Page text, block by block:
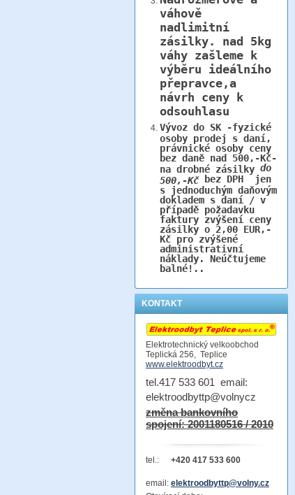
váhově
nadlimitní
zásilky. nad 5kg
váhy zašleme k
výběru ideálního
přepravce,a
návrh ceny k
odsouhlasu
Vývoz do SK -fyzické
osoby prodej s daní,
právnické osoby ceny
bez daně nad 500,-Kč-
na drobné zásilky do
500,-Kčbez DPH jen
s jednoduchým daňovým
dokladem s daní / v
případě požadavku
faktury zvýšení ceny
zásilky o 2,00 EUR,-
Kč pro zvýšené
administrativní
náklady. Neúčtujeme
balné!..
KONTAKT
Elektrotechnický velkoobchod
Teplická 256, Teplice
www.elektroodbyt.cz
tel.417 533 601 email:
elektroodbyttp@volnycz
změna bankovního
spojení: 2001180516 / 2010
tel.: +420 417 533 600
email: elektroodbyttp@volny.cz